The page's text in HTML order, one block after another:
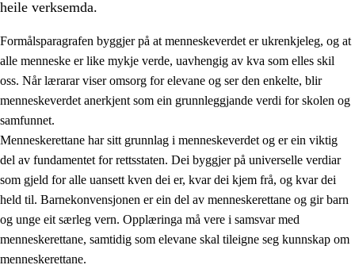
1.
1.1 Menneskeverdet
1.2 Identitet og kulturelt mangfald
1.3 Kritisk tenking og etisk bevisstheit
1.4 Skaparglede, engasjement og utforskartrong
heile verksemda.
Formålsparagrafen byggjer på at menneskeverdet er ukrenkjeleg, og at
alle menneske er like mykje verde, uavhengig av kva som elles skil
oss. Når lærarar viser omsorg for elevane og ser den enkelte, blir
menneskeverdet anerkjent som ein grunnleggjande verdi for skolen og
samfunnet.
Menneskerettane har sitt grunnlag i menneskeverdet og er ein viktig
del av fundamentet for rettsstaten. Dei byggjer på universelle verdiar
som gjeld for alle uansett kven dei er, kvar dei kjem frå, og kvar dei
held til. Barnekonvensjonen er ein del av menneskerettane og gir barn
og unge eit særleg vern. Opplæringa må vere i samsvar med
menneskerettane, samtidig som elevane skal tileigne seg kunnskap om
menneskerettane.